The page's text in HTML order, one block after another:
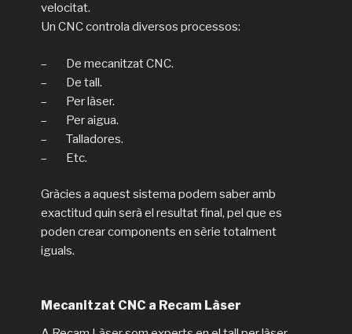
velocitat.
Un CNC controla diversos processos:
– De mecanitzat CNC.
– De tall.
– Per làser.
– Per aigua.
– Talladores.
– Etc.
Gràcies a aquest sistema podem saber amb
exactitud quin serà el resultat final, pel que es
poden crear components en sèrie totalment
iguals.
Mecanitzat CNC a Recam Làser